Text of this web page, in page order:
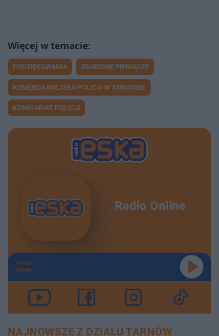
PODZIĘKOWANIA ZGUBIONE PIENIĄDZE
KOMENDA MIEJSKA POLICJI W TARNOWIE
KOMISARIAT POLICJI
Radio Online
TERAZ
GRAMY
NAJNOWSZE Z DZIAŁU TARNÓW